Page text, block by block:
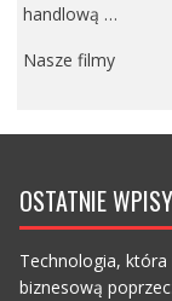
handlową …
Nasze filmy
OSTATNIE WPISY
Technologia,
biznesową